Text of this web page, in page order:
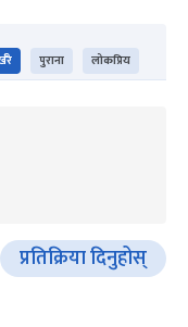
पुराना लोकप्रिय
प्रतिक्रिया दिनुहोस्